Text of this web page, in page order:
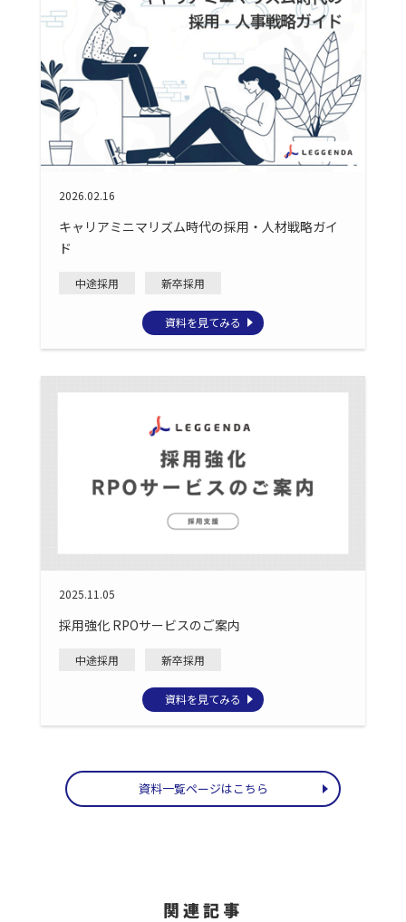
2026.02.16
キャリアミニマリズム時代の採用・人材戦略ガイ
ド
中途採用 新卒採用
資料を見てみる
2025.11.05
採用強化 RPOサービスのご案内
中途採用 新卒採用
資料を見てみる
資料一覧ページはこちら
関連記事